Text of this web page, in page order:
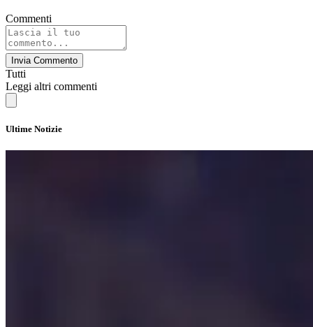
Commenti
Invia Commento
Tutti
Leggi altri commenti
Ultime Notizie